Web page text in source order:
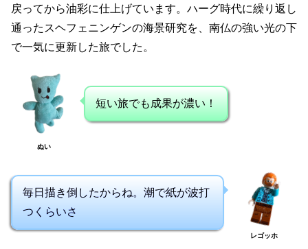
戻ってから油彩に仕上げています。ハーグ時代に繰り返し
通ったスヘフェニンゲンの海景研究を、南仏の強い光の下
で一気に更新した旅でした。
ぬい
短い旅でも成果が濃い！
毎日描き倒したからね。潮で紙が波打
つくらいさ
レゴッホ